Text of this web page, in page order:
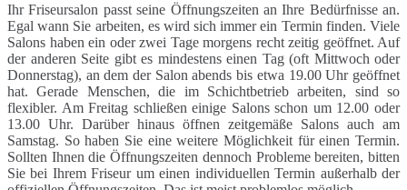
Ihr Friseursalon passt seine Öffnungszeiten an Ihre Bedürfnisse an.
Egal wann Sie arbeiten, es wird sich immer ein Termin finden. Viele
Salons haben ein oder zwei Tage morgens recht zeitig geöffnet. Auf
der anderen Seite gibt es mindestens einen Tag (oft Mittwoch oder
Donnerstag), an dem der Salon abends bis etwa 19.00 Uhr geöffnet
hat. Gerade Menschen, die im Schichtbetrieb arbeiten, sind so
flexibler. Am Freitag schließen einige Salons schon um 12.00 oder
13.00 Uhr. Darüber hinaus öffnen zeitgemäße Salons auch am
Samstag. So haben Sie eine weitere Möglichkeit für einen Termin.
Sollten Ihnen die Öffnungszeiten dennoch Probleme bereiten, bitten
Sie bei Ihrem Friseur um einen individuellen Termin außerhalb der